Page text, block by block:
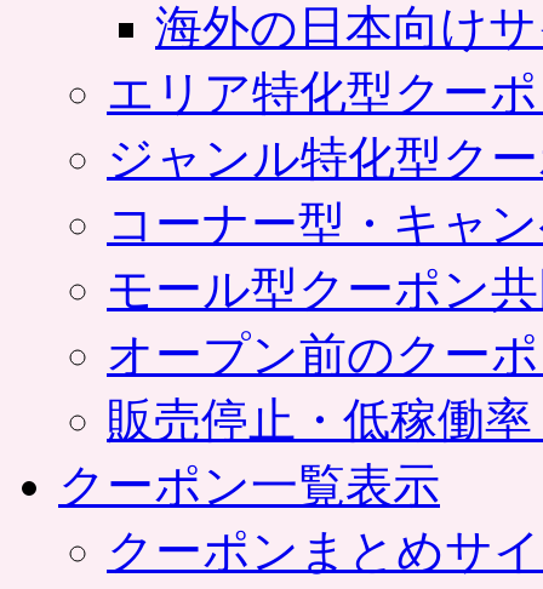
海外の日本向け
エリア特化型クー
ジャンル特化型ク
コーナー型・キャ
モール型クーポン
オープン前のクー
販売停止・低稼働
クーポン一覧表示
クーポンまとめサ